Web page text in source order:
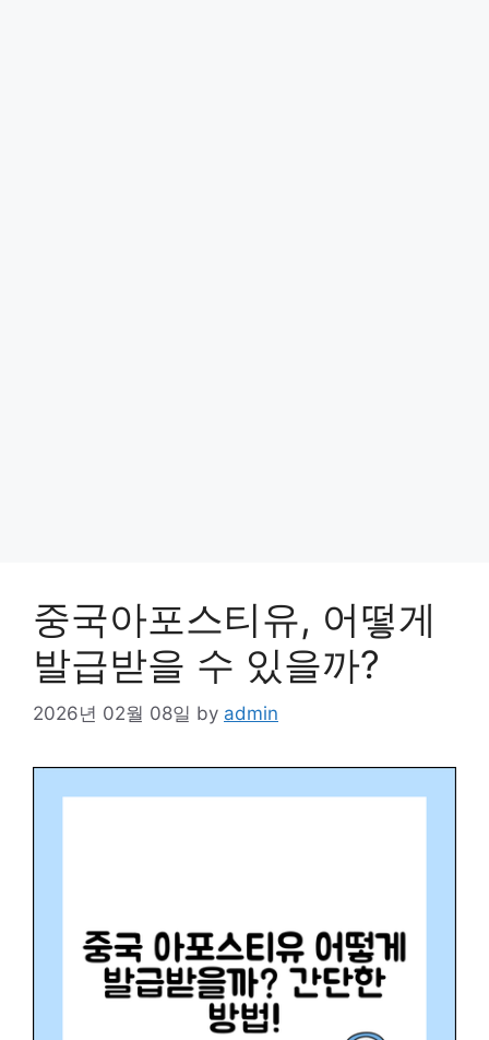
중국아포스티유, 어떻게
발급받을 수 있을까?
2026년 02월 08일 by admin